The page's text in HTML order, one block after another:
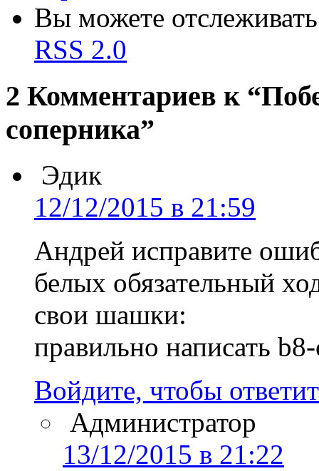
Вы можете отслеживать
RSS 2.0
2 Комментариев к
соперника”
Эдик
12/12/2015 в 21:59
Андрей исправите
белых обязательный
свои шашки:
правильно написать
Войдите, чтобы
Администратор
13/12/2015 в 21:22